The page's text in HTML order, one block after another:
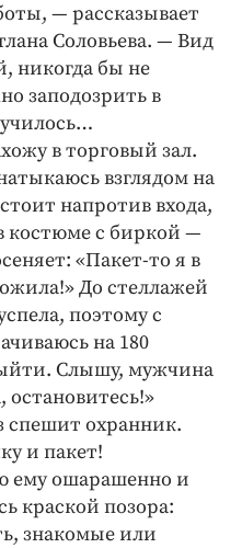
— рассказывает
Соловьева. — Вид
никогда бы не
заподозрить в
в торговый зал.
взглядом на
напротив входа,
костюме с биркой —
«Пакет-то я в
До стеллажей
по­этому с
на 180
Слышу, мужчина
спешит охранник.
и пакет!
ему ошарашенно и
краской позора:
знакомые или